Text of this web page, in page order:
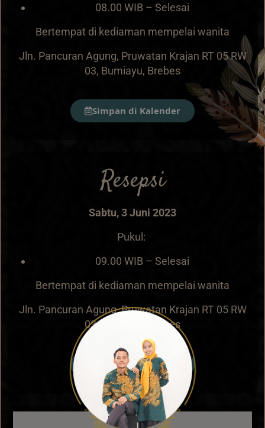
08.00 WIB – Selesai
Bertempat di kediaman mempelai wanita
Jln. Pancuran Agung, Pruwatan Krajan RT 05 RW
03, Bumiayu, Brebes
Simpan di Kalender
Resepsi
Sabtu, 3 Juni 2023
Pukul:
09.00 WIB – Selesai
Bertempat di kediaman mempelai wanita
Jln. Pancuran Agung, Pruwatan Krajan RT 05 RW
03, Bumiayu, Brebes
Simpan di Kalender